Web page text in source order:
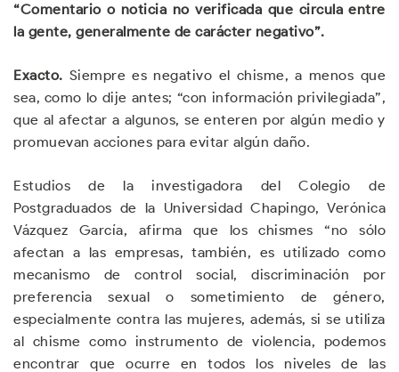
“Comentario o noticia no verificada que circula entre
la gente, generalmente de carácter negativo”.
Exacto. Siempre es negativo el chisme, a menos que
sea, como lo dije antes; “con información privilegiada”,
que al afectar a algunos, se enteren por algún medio y
promuevan acciones para evitar algún daño.
Estudios de la investigadora del Colegio de
Postgraduados de la Universidad Chapingo, Verónica
Vázquez García, afirma que los chismes “no sólo
afectan a las empresas, también, es utilizado como
mecanismo de control social, discriminación por
preferencia sexual o sometimiento de género,
especialmente contra las mujeres, además, si se utiliza
al chisme como instrumento de violencia, podemos
encontrar que ocurre en todos los niveles de las